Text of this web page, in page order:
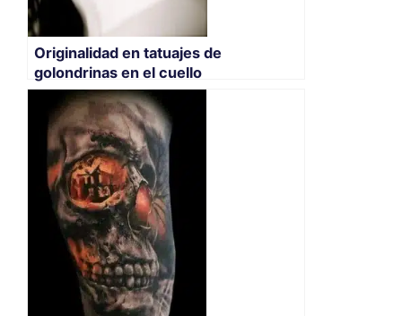
Originalidad en tatuajes de
golondrinas en el cuello